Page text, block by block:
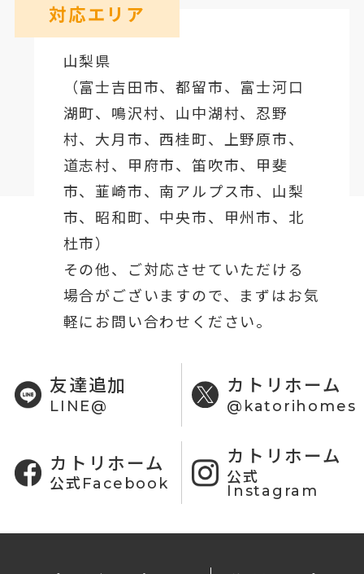
対応エリア
山梨県
（富士吉田市、都留市、 富士河口
湖町、鳴沢村、山中湖村、忍野
村、 大月市、西桂町、上野原市、
道志村、 甲府市、笛吹市、甲斐
市、韮崎市、南アルプス市、山梨
市、昭和町、中央市、甲州市、北
杜市）
その他、ご対応させていただける
場合がございますので、まずはお気
軽にお問い合わせください。
友達追加
LINE@
カトリホーム
@katorihomes
カトリホーム
公式Facebook
カトリホーム
公式
Instagram